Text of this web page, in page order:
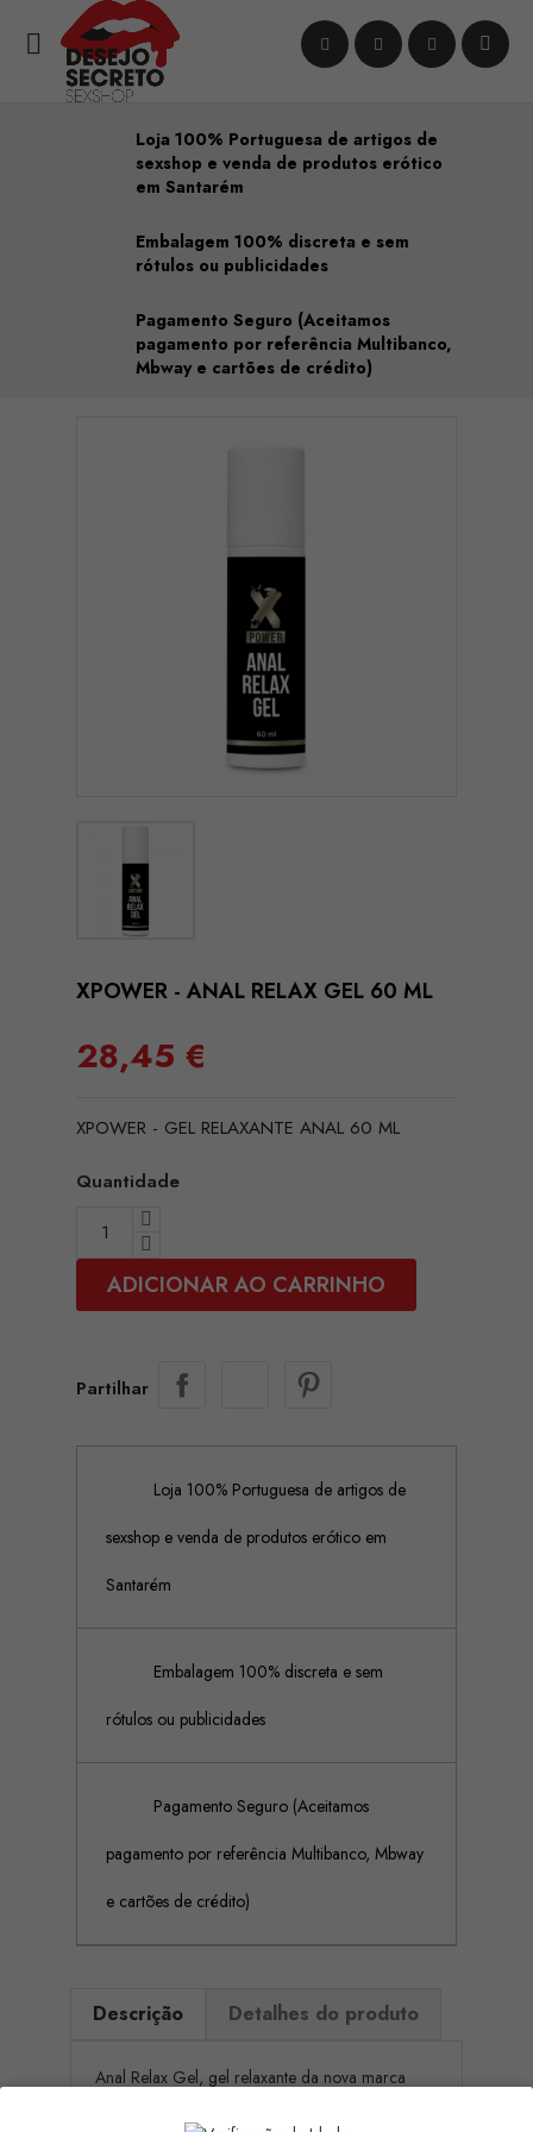

Loja 100% Portuguesa de artigos de
sexshop e venda de produtos erótico
em Santarém
Embalagem 100% discreta e sem
rótulos ou publicidades
Pagamento Seguro (Aceitamos
pagamento por referência Multibanco,
Mbway e cartões de crédito)
XPOWER - ANAL RELAX GEL 60 ML
28,45 €
XPOWER - GEL RELAXANTE ANAL 60 ML
Quantidade
ADICIONAR AO CARRINHO
Partilhar
Loja 100% Portuguesa de artigos de
sexshop e venda de produtos erótico em
Santarém
Embalagem 100% discreta e sem
rótulos ou publicidades
Pagamento Seguro (Aceitamos
pagamento por referência Multibanco, Mbway
e cartões de crédito)
Descrição Detalhes do produto
Anal Relax Gel, gel relaxante da nova marca
anal graças ao óleo de folhas de cravo e aveia.